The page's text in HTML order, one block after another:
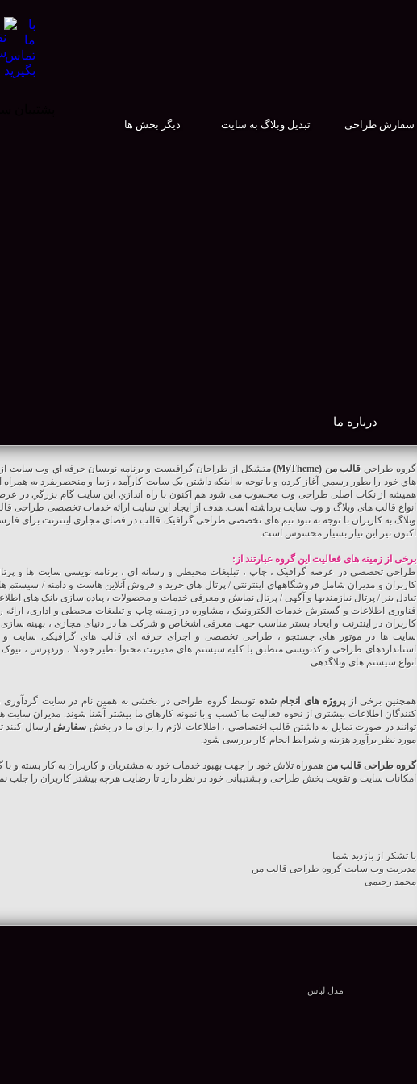
دیگر بخش ها تبدیل وبلاگ به سایت سفارش طراحی
درباره ما
گروه طراحي قالب من (MyTheme)
هاي خود را بطور رسمي آغاز كرده و با توجه به اینکه داشتن یک سایت کارآمد ، زیبا و منحصربفرد به
همیشه از نکات اصلی طراحی وب محسوب می شود هم اكنون با راه اندازي اين سايت گام بزرگي در
انواع قالب های وبلاگ و وب سايت برداشته است. هدف از ایجاد این سایت ارائه خدمات تخصصی طراحی
وبلاگ به کاربران با توجه به نبود تیم های تخصصی طراحی گرافیک قالب در فضای مجازی اینترنت برای
اکنون نیز این نیاز بسیار محسوس است.
برخی از زمینه های فعالیت این گروه عبارتند از:
طراحی تخصصی در عرصه گرافیک ، چاپ ، تبلیغات محیطی و رسانه ای ، برنامه نویسی سایت ها و پرتال
کاربران و مدیران شامل فروشگاههای اینترنتی / پرتال های خرید و فروش آنلاین هاست و دامنه / سیستم
تبادل بنر / پرتال نیازمندیها و آگهی / پرتال نمایش و معرفی خدمات و محصولات ، پیاده سازی بانک های
فناوری اطلاعات و گسترش خدمات الکترونیک ، مشاوره در زمینه چاپ و تبلیغات محیطی و اداری، ارائه
کاربران در اینترنت و ایجاد بستر مناسب جهت معرفی اشخاص و شرکت ها در دنیای مجازی ، بهینه
سایت ها در موتور های جستجو ، طراحی تخصصی و اجرای حرفه ای قالب های گرافیکی سایت و
استانداردهای طراحی و کدنویسی منطبق با کلیه سیستم های مدیریت محتوا نظیر جوملا ، وردپرس ، نیوک ،
انواع سیستم های وبلاگدهی.
همچنین برخی ازپروژه های انجام شده توسط گروه طراحی در بخشی به همین نام در سایت گردآوری
کنندگان اطلاعات بیشتری از نحوه فعالیت ما کسب و با نمونه کارهای ما بیشتر آشنا شوند. مدیران سایت
توانند در صورت تمایل به داشتن قالب اختصاصی ، اطلاعات لازم را برای ما در بخش سفارش ارسال
مورد نظر برآورد هزینه و شرایط انجام کار بررسی شود.
گروه طراحی قالب من هموراه تلاش خود را جهت بهبود خدمات خود به مشتریان و کاربران به کار بسته و
امکانات سایت و تقویت بخش طراحی و پشتیبانی خود در نظر دارد تا رضایت هرچه بیشتر کاربران را جلب
با تشکر از بازدید شما
مدیریت وب سایت گروه طراحی قالب من
محمد رحیمی
مدل لباس